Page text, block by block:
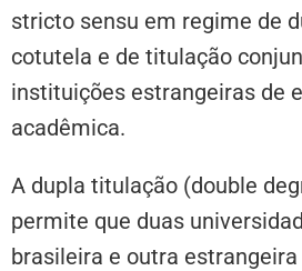
stricto sensu em regime de
cotutela e de titulação
instituições estrangeiras de
acadêmica.
A dupla titulação (double
permite que duas
brasileira e outra